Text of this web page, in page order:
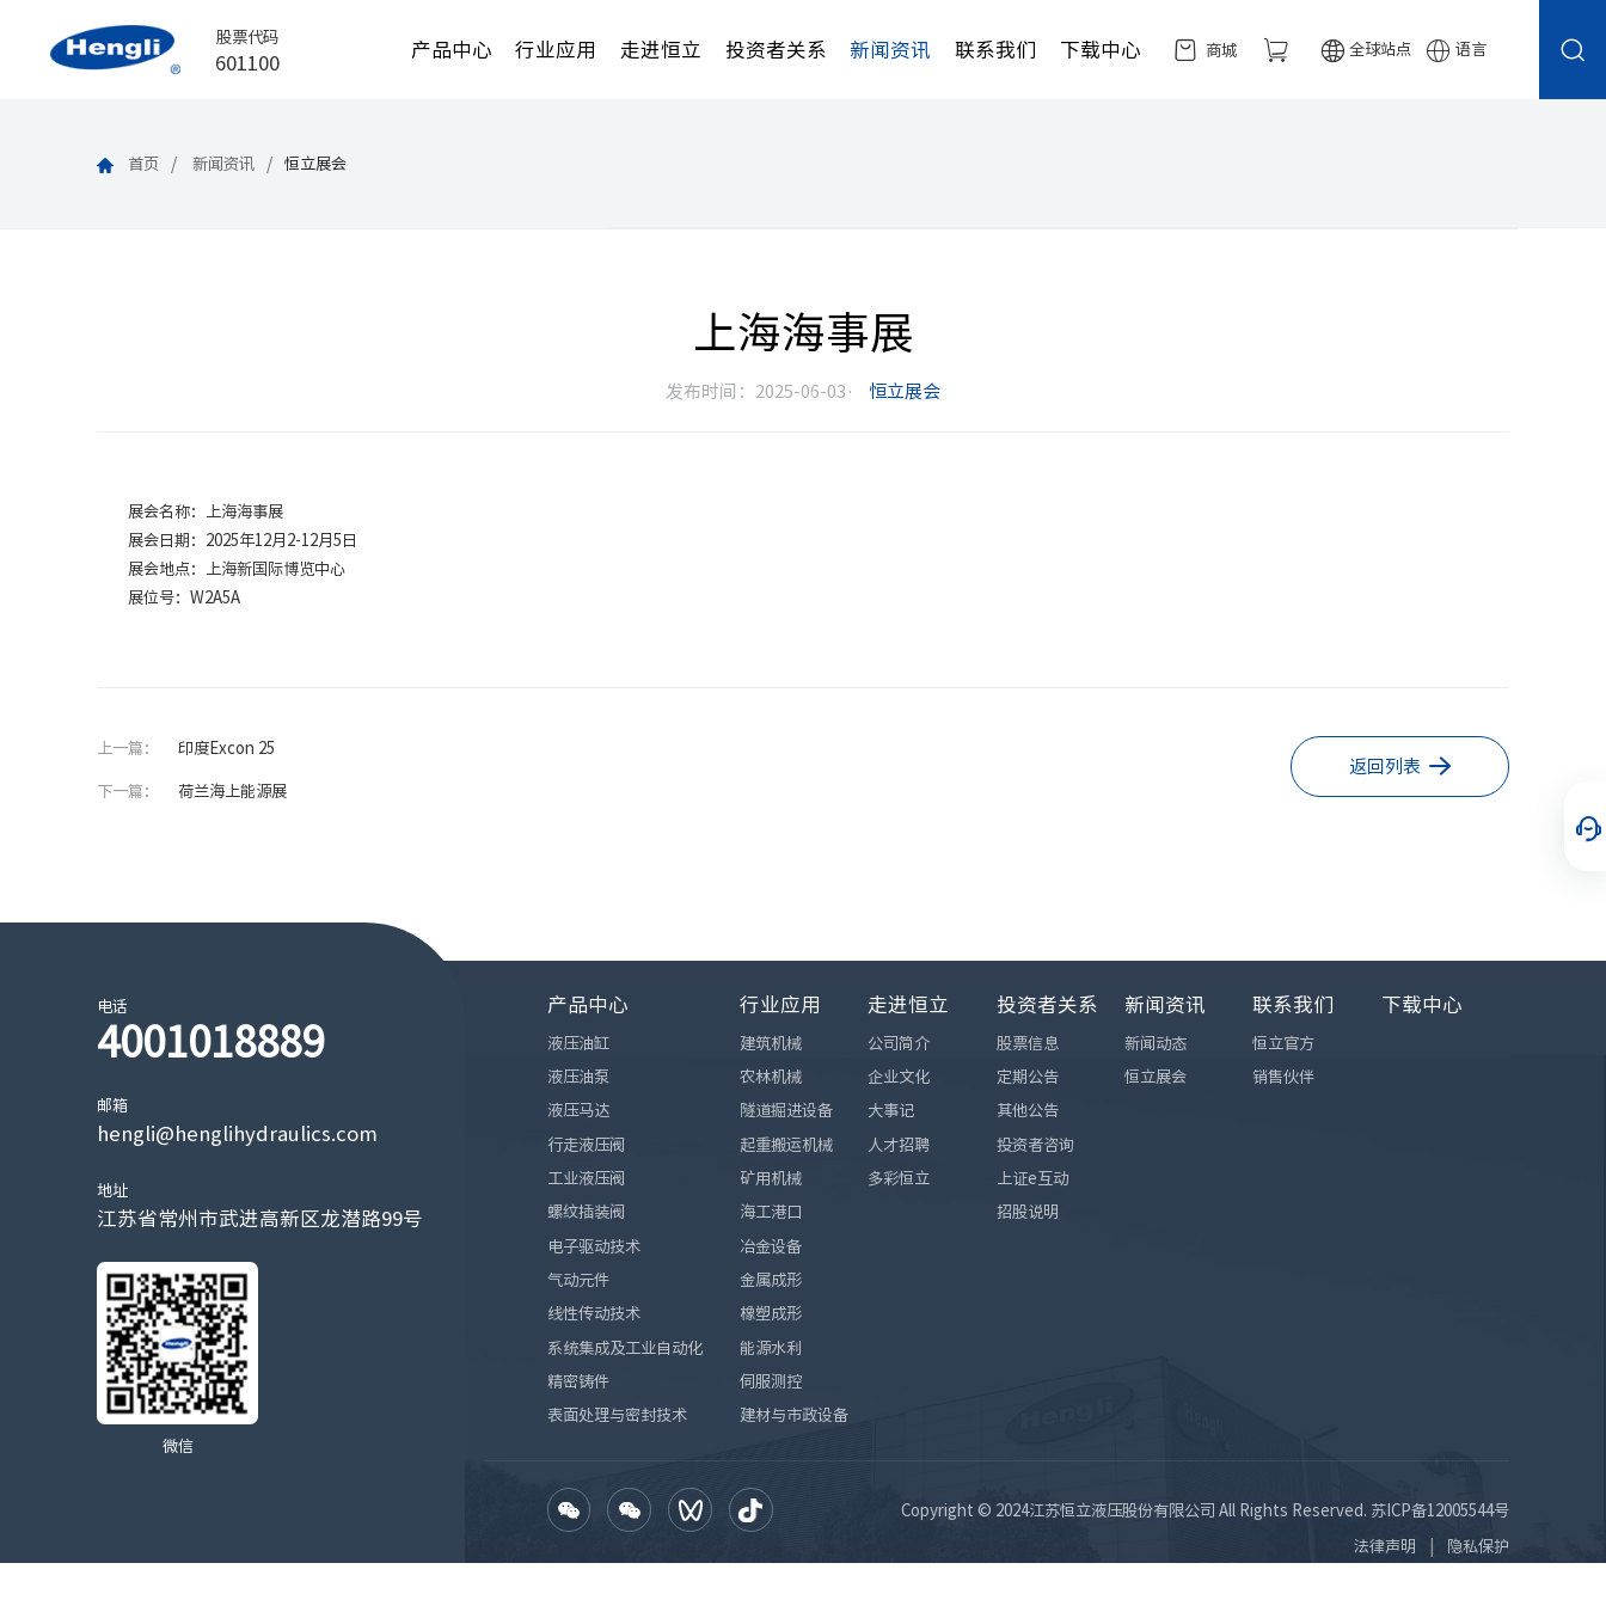
股票代码
601100
产品中心 行业应用 走进恒立 投资者关系 新闻资讯 联系我们 下载中心 商城 全球站点 语言
首页 新闻资讯 恒立展会
上海海事展
发布时间：2025-06-03· 恒立展会
展会名称：上海海事展
展会日期：2025年12月2-12月5日
展会地点：上海新国际博览中心
展位号：W2A5A
返回列表
上一篇： 印度Excon 25
下一篇： 荷兰海上能源展
电话
4001018889
邮箱
hengli@henglihydraulics.com
地址
江苏省常州市武进高新区龙潜路99号
微信
产品中心
液压油缸
液压油泵
液压马达
行走液压阀
工业液压阀
螺纹插装阀
电子驱动技术
气动元件
线性传动技术
系统集成及工业自动化
精密铸件
表面处理与密封技术
行业应用
建筑机械
农林机械
隧道掘进设备
起重搬运机械
矿用机械
海工港口
冶金设备
金属成形
橡塑成形
能源水利
伺服测控
建材与市政设备
走进恒立
公司简介
企业文化
大事记
人才招聘
多彩恒立
投资者关系
股票信息
定期公告
其他公告
投资者咨询
上证e互动
招股说明
新闻资讯
新闻动态
恒立展会
联系我们
恒立官方
销售伙伴
下载中心
Copyright © 2024江苏恒立液压股份有限公司 All Rights Reserved. 苏ICP备12005544号
法律声明 隐私保护